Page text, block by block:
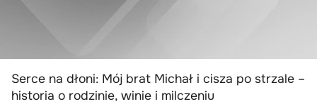
Serce na dłoni: Mój brat Michał i cisza po strzale –
historia o rodzinie, winie i milczeniu